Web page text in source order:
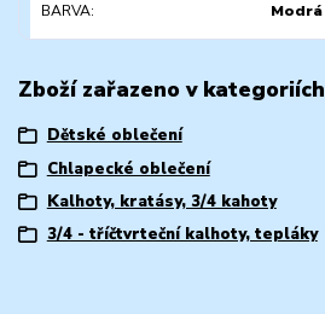
BARVA Modrá
Zboží zařazeno v kategoriích
Dětské oblečení
Chlapecké oblečení
Kalhoty, kratásy, 3/4 kahoty
3/4 - tříčtvrteční kalhoty, tepláky